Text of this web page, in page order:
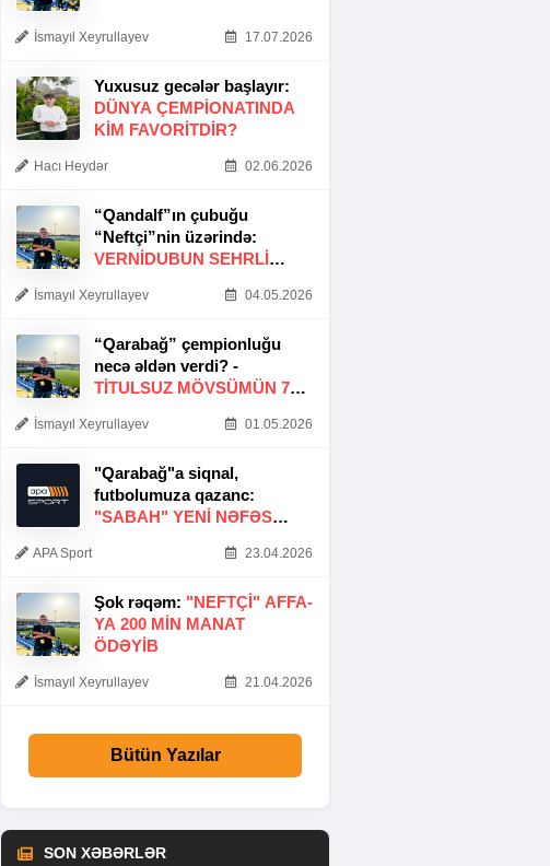
İsmayıl Xeyrullayev 17.07.2026
Yuxusuz gecələr başlayır:
DÜNYA ÇEMPIONATINDA
KIM FAVORITDIR?
Hacı Heydər 02.06.2026
“Qandalf”ın çubuğu
“Neftçi”nin üzərində:
VERNİDUBUN SEHRLİ
İsmayıl Xeyrullayev 04.05.2026
“Qarabağ” çempionluğu
necə əldən verdi? -
TITULSUZ MÖVSÜMÜN 7
İsmayıl Xeyrullayev 01.05.2026
"Qarabağ"a siqnal,
futbolumuza qazanc:
"SABAH" YENI NƏFƏS
APA Sport 23.04.2026
Şok rəqəm: "NEFTÇI" AFFA-
YA 200 MIN MANAT
ÖDƏYIB
İsmayıl Xeyrullayev 21.04.2026
Bütün Yazılar
SON XƏBƏRLƏR